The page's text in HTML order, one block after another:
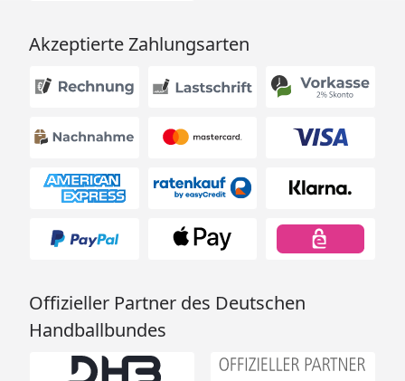
Akzeptierte Zahlungsarten
Offizieller Partner des Deutschen
Handballbundes